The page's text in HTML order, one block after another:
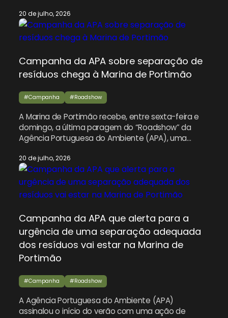
domingo na Marina de Portimão. Esta iniciativa
insere-se na campanha “Vamos Lixar o Lixo” e
pretende envolver as comunidades locais na
especialmente […]
20 de julho, 2026
Campanha da APA sobre separação de
resíduos chega à Marina de Portimão
#Campanha #Roadshow
A Marina de Portimão recebe, entre sexta-feira e
domingo, a última paragem do “Roadshow” da
Agência Portuguesa do Ambiente (APA), uma
a correta separação dos resíduos urbanos durante
o verão. Integrada na campanha “Vamos Lixar o
Lixo”, a ação percorreu seis distritos do país, de
Braga a Portimão, […]
20 de julho, 2026
Campanha da APA que alerta para a
urgência de uma separação adequada
dos resíduos vai estar na Marina de
Portimão
#Campanha #Roadshow
A Agência Portuguesa do Ambiente (APA)
assinalou o início do verão com uma ação de